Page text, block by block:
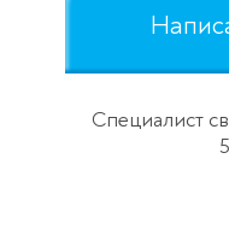
Специалист